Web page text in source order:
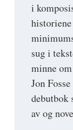
i
sug i
minne
Jon
debutbok
av og